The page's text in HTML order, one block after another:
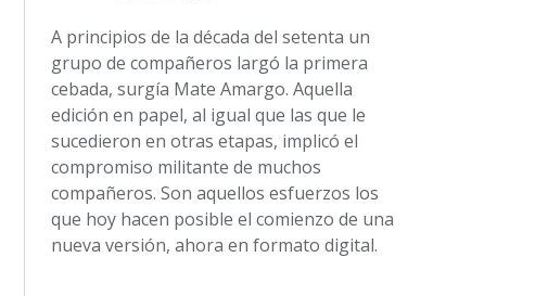
A principios de la década del setenta un
grupo de compañeros largó la primera
cebada, surgía Mate Amargo. Aquella
edición en papel, al igual que las que le
sucedieron en otras etapas, implicó el
compromiso militante de muchos
compañeros. Son aquellos esfuerzos los
que hoy hacen posible el comienzo de una
nueva versión, ahora en formato digital.